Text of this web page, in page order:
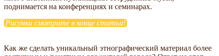
поднимается на конференциях и семинарах.
Рисунки смотрите в конце статьи!
Как же сделать уникальный этнографический материал более